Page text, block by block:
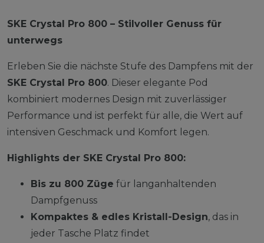
SKE Crystal Pro 800 – Stilvoller Genuss für
unterwegs
Erleben Sie die nächste Stufe des Dampfens mit der
SKE Crystal Pro 800. Dieser elegante Pod
kombiniert modernes Design mit zuverlässiger
Performance und ist perfekt für alle, die Wert auf
intensiven Geschmack und Komfort legen.
Highlights der SKE Crystal Pro 800:
Bis zu 800 Züge für langanhaltenden
Dampfgenuss
Kompaktes & edles Kristall-Design, das in
jeder Tasche Platz findet